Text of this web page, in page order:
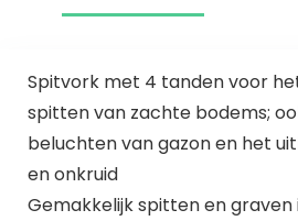
Spitvork met 4 tanden voor
spitten van zachte bodems;
beluchten van gazon en het
en onkruid
Gemakkelijk spitten en graven